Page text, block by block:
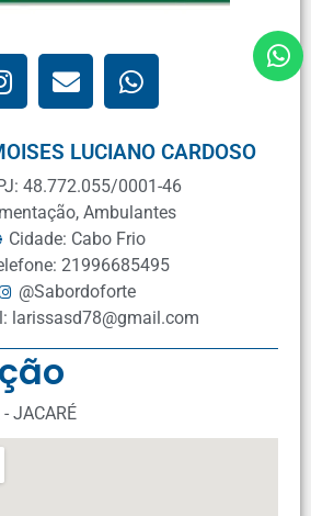
LUCIANO CARDOSO
48.772.055/0001-46
,Ambulantes
Cidade: Cabo Frio
21996685495
@Sabordoforte
larissasd78@gmail.com
JACARÉ